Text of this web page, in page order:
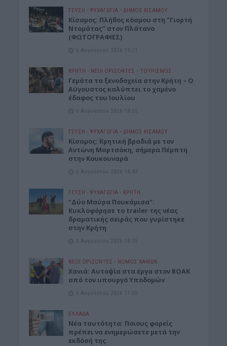
ΓΕΎΣΗ - ΨΥΧΑΓΩΓΊΑ • ΔΉΜΟΣ ΚΙΣΆΜΟΥ
Κίσαμος: Πλήθος κόσμου στη “Γιορτή
Ντομάτας” στον Πλάτανο
(ΦΩΤΟΓΡΑΦΙΕΣ)
6 Αυγούστου 2026 19:21
ΚΡΗΤΗ • ΝΕΟΙ ΟΡΙΖΟΝΤΕΣ • ΤΟΥΡΙΣΜΟΣ
Γεμάτα τα ξενοδοχεία στην Κρήτη – Ο
Αύγουστος καλύπτει το χαμένο
έδαφος του Ιουλίου
6 Αυγούστου 2026 18:55
ΓΕΎΣΗ - ΨΥΧΑΓΩΓΊΑ • ΔΉΜΟΣ ΚΙΣΆΜΟΥ
Kίσαμος: Κρητική βραδιά με τον
Αντώνη Μαρτσάκη, σήμερα Πέμπτη
στην Κουκουναρά
6 Αυγούστου 2026 18:43
ΓΕΎΣΗ - ΨΥΧΑΓΩΓΊΑ • ΚΡΗΤΗ
“Δύο Μαύρα Πουκάμισα”:
Κυκλοφόρησε το trailer της νέας
δραματικής σειράς που γυρίστηκε
στην Κρήτη
6 Αυγούστου 2026 18:35
ΝΕΟΙ ΟΡΙΖΟΝΤΕΣ • ΝΟΜΌΣ ΧΑΝΊΩΝ
Χανιά: Αυτοψία στα έργα στον ΒΟΑΚ
από τον υπουργό Υποδομών
6 Αυγούστου 2026 17:25
ΕΛΛΑΔΑ
Νέα ταυτότητα: Ποιους φορείς
πρέπει να ενημερώσετε μετά την
εκδόσή της